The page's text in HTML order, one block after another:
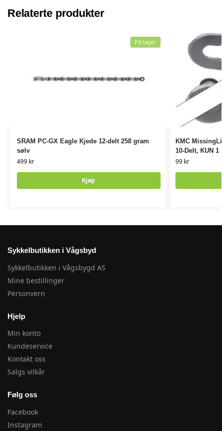
Relaterte produkter
SRAM PC-GX Eagle Kjede 12-delt 258 gram
sølv
499 kr
Kjøp
På lager
KMC
10-Delt, KUN
99 kr
Sykkelbutikken i Vågsbyd
Sykkelbutikken i Vågsbygd AS
Mine bestillinger
Personvern
Hjelp
Min konto
Kundeservice
Kontakt oss
Salgs vilkår
Følg oss
Facebook
Instagram